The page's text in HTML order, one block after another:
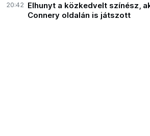
20:42 Elhunyt a közkedvelt színész,
Connery oldalán is játszott